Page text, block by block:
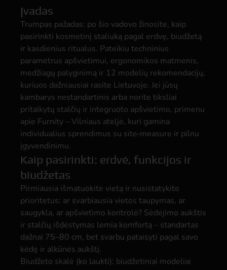
Įvadas
Trumpas pažadas: po šio vadovo žinosite, kaip
pasirinkti kosmetinį staliuką pagal erdvę, biudžetą
ir kasdienius ritualus. Pateikiu techninius
parametrus apšvietimui, ergonomikos matmenis,
medžiagų palyginimą ir 12 modelių rekomendacijų,
kuriuos dažniausiai rasite Lietuvoje. Jei jūsų
kambarys nestandartinis arba norite tiksliai
pritaikytų stalčių ir integruoto apšvietimo, primenu
apie Furnity – Vilniaus ateljė, kuri gamina
individualius sprendimus su site‑measure ir pilnu
įgyvendinimu.
Kaip pasirinkti: erdvė, funkcijos ir
biudžetas
Pirmiausia išmatuokite vietą ir nusistatykite
prioritetus: ar svarbiausia vietos taupymas, ar
saugykla, ar apšvietimo kontrolė? Sėdėjimo aukštis
ir stalčių išdėstymas lemia komfortą – standartas
dažnai 75–80 cm, bet svarbu pataisyti pagal savo
kėdę ir alkūnės aukštį.
Biudžeto skalė (ko laukti): biudžetiniai modeliai